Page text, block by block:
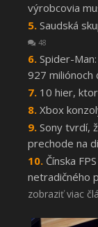
výrobcovia
Saudská
48
Spider-
927 miliónoch
10 hier,
Xbox
Sony tvrdí,
prechode na
Čínska
netradičného
zobraziť viac